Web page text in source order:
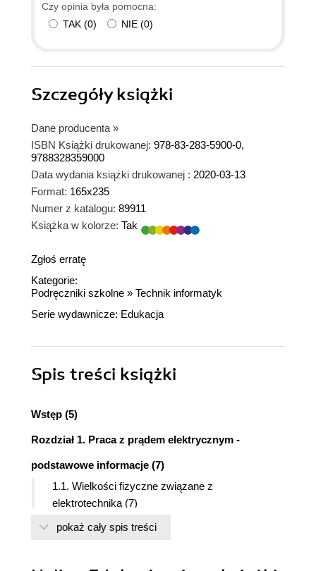
Czy opinia była pomocna:
TAK (0) NIE (0)
Szczegółyksiążki
Dane producenta »
ISBN Książki drukowanej: 978-83-283-5900-0,
9788328359000
Data wydania książki drukowanej : 2020-03-13
Format: 165x235
Numer z katalogu: 89911
Książka w kolorze: Tak
Zgłoś erratę
Kategorie:
Podręczniki szkolne » Technik informatyk
Serie wydawnicze: Edukacja
Spis treści książki
Wstęp (5)
Rozdział 1. Praca z prądem elektrycznym -
podstawowe informacje (7)
1.1. Wielkości fizyczne związane z
elektrotechniką (7)
1.2. Charakterystyka zjawisk związanych z
prądem stałym i przemiennym (15)
pokaż cały spis treści